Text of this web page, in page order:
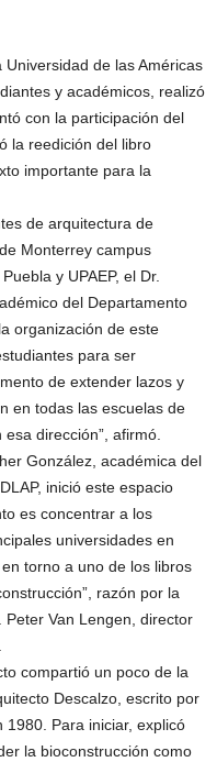
de las Américas
y académicos, realizó
con la participación del
la reedición del libro
importante para la
de arquitectura de
Monterrey campus
y UPAEP, el Dr.
del Departamento
organización de este
para ser
de extender lazos y
en todas las escuelas de
dirección”, afirmó.
González, académica del
inició este espacio
es concentrar a los
universidades en
torno a uno de los libros
razón por la
Van Lengen, director
compartió un poco de la
Descalzo, escrito por
1980. Para iniciar, explicó
la bioconstrucción como